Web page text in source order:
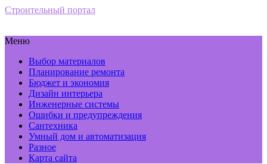
Строительный портал
Меню
Выбор материалов
Планирование ремонта
Бюджет и экономия
Дизайн интерьера
Инженерные системы
Ошибки и предупреждения
Сантехника
Умный дом и автоматизация
Разное
Карта сайта